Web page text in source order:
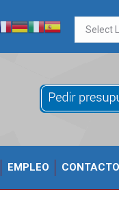
EMPLEO CONTACTO